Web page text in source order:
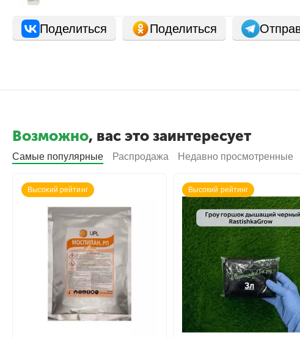
Поделиться Поделиться
Возможно, вас это заинтересует
Самые популярные Распродажа Недавно просмотренные
Высокий рейтинг Высокий рейтинг